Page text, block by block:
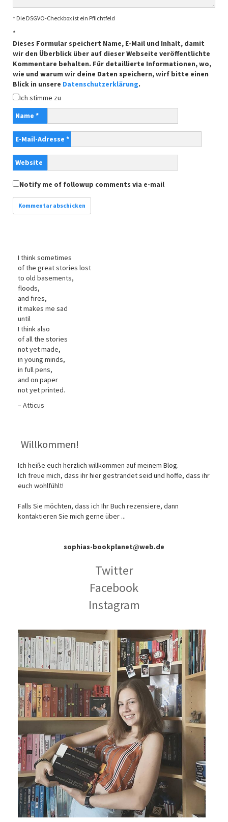
* Die DSGVO-Checkbox ist ein Pflichtfeld
*
Dieses Formular speichert Name, E-Mail und Inhalt, damit
wir den Überblick über auf dieser Webseite veröffentlichte
Kommentare behalten. Für detaillierte Informationen, wo,
wie und warum wir deine Daten speichern, wirf bitte einen
Blick in unsere Datenschutzerklärung.
Ich stimme zu
Name *
E-Mail-Adresse *
Website
Notify me of followup comments via e-mail
I think sometimes
of the great stories lost
to old basements,
floods,
and fires,
it makes me sad
until
I think also
of all the stories
not yet made,
in young minds,
in full pens,
and on paper
not yet printed.
– Atticus
Willkommen!
Ich heiße euch herzlich willkommen auf meinem Blog.
Ich freue mich, dass ihr hier gestrandet seid und hoffe, dass ihr
euch wohlfühlt!
Falls Sie möchten, dass ich Ihr Buch rezensiere, dann
kontaktieren Sie mich gerne über ...
sophias-bookplanet@web.de
Twitter
Facebook
Instagram